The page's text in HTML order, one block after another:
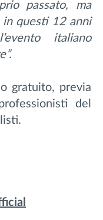
passato, ma
in questi 12 anni
italiano
gratuito, previa
del